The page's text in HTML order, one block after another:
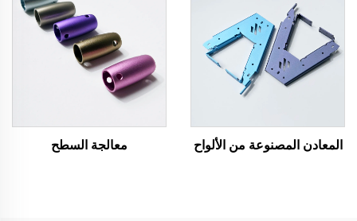
المعادن المصنوعة من الألواح معالجة السطح